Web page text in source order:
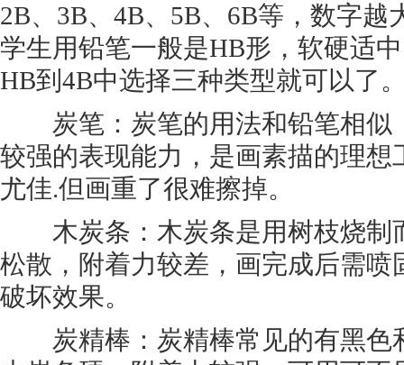
2B、3B、4B、5B、6B等，数字越
学生用铅笔一般是HB形，软硬适
HB到4B中选择三种类型就可以了
炭笔：炭笔的用法和铅笔相似
较强的表现能力，是画素描的理想
尤佳.但画重了很难擦掉。
木炭条：木炭条是用树枝烧制
松散，附着力较差，画完成后需喷
破坏效果。
炭精棒：炭精棒常见的有黑色